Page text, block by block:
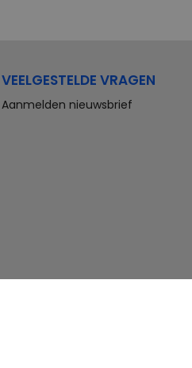
VEELGESTELDE VRAGEN
Aanmelden nieuwsbrief